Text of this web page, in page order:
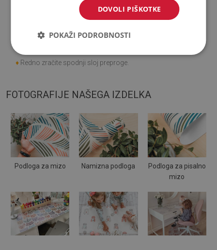
Kako skrbeti za izdelek?
Čistite z vlažno krpo -ne uporabljajte močnih kemikalij.
♦ Redno zračite spodnji sloj preproge.
FOTOGRAFIJE NAŠEGA IZDELKA
Podloga za mizo Namizna podloga
Podloga za pisalno
mizo
DOVOLI PIŠKOTKE
POKAŽI PODROBNOSTI